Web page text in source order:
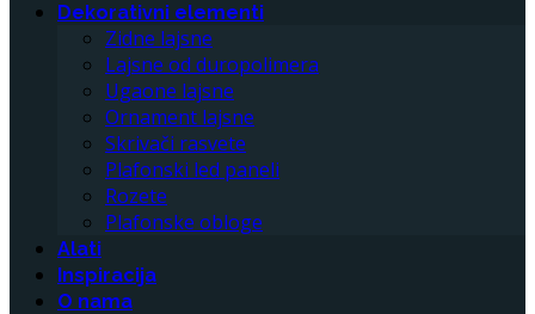
Dekorativni elementi
Zidne lajsne
Lajsne od duropolimera
Ugaone lajsne
Ornament lajsne
Skrivači rasvete
Plafonski led paneli
Rozete
Plafonske obloge
Alati
Inspiracija
O nama